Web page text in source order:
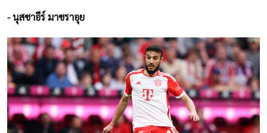
- นุสซาอีร์ มาซราอุย